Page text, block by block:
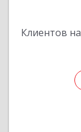
Клиентов